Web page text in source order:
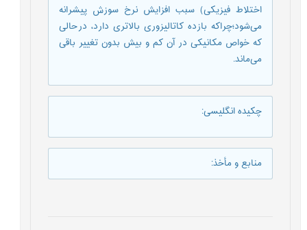
اختلاط فیزیکی) سبب افزایش نرخ سوزش پیشرانه
می‌شود؛چراکه بازده کاتالیزوری بالاتری دارد، درحالی
که خواص مکانیکی در آن کم و بیش بدون تغییر باقی
می‌ماند.
چکیده انگلیسی:
منابع و مأخذ: